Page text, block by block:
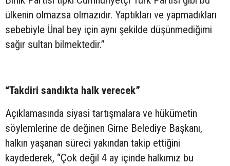
ülkenin olmazsa olmazıdır. Yaptıkları ve yapmadıkları
sebebiyle Ünal bey için aynı şekilde düşünmediğimi
sağır sultan bilmektedir.”
“Takdiri sandıkta halk verecek”
Açıklamasında siyasi tartışmalara ve hükümetin
söylemlerine de değinen Girne Belediye Başkanı,
halkın yaşanan süreci yakından takip ettiğini
kaydederek, “Çok değil 4 ay içinde halkımız bu